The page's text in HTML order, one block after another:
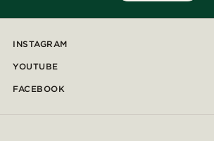
INSTAGRAM
YOUTUBE
FACEBOOK